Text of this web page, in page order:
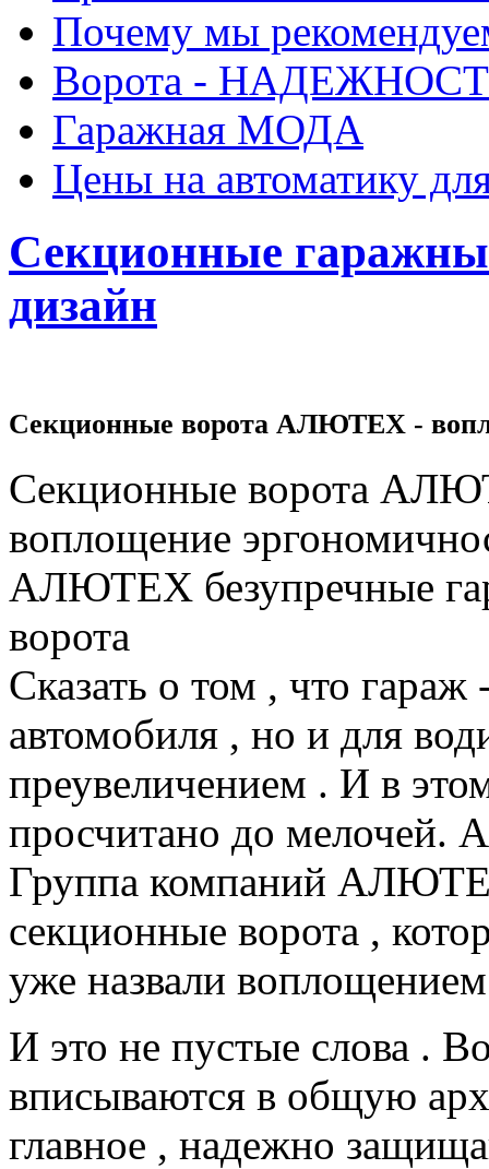
Почему мы
Ворота -
Гаражная МОДА
Цены на автоматику
Секционные
дизайн
Секционные ворота АЛЮТЕХ -
Секционные ворота
воплощение
АЛЮТЕХ безупречные
ворота
Сказать о том , что гараж
автомобиля , но и для
преувеличением . И в
просчитано до мелочей.
Группа компаний
секционные ворота ,
уже назвали
И это не пустые слова .
вписываются в общую
главное , надежно